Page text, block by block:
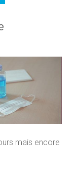
mais encore